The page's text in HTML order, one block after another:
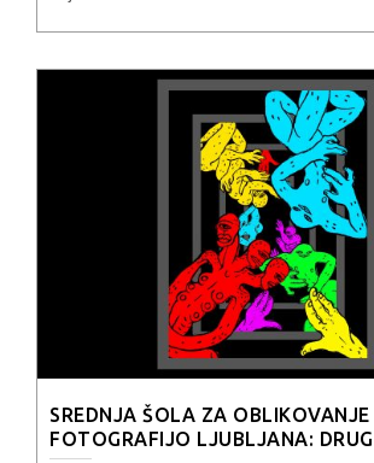
SREDNJA ŠOLA ZA OBLIKOVANJE
FOTOGRAFIJO LJUBLJANA: